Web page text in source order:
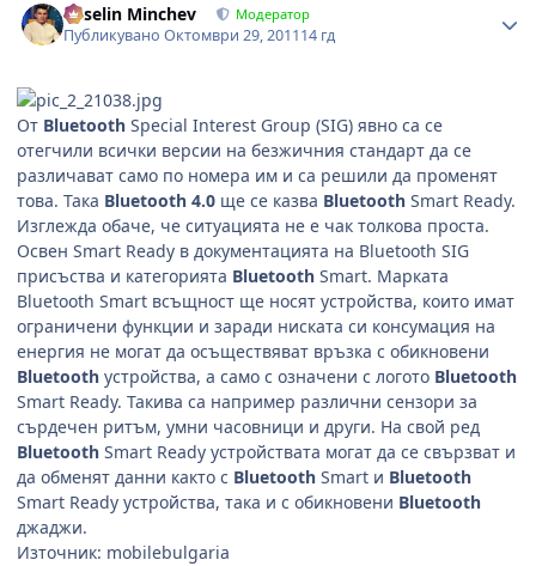
Veselin Minchev Модератор
ПубликуваноОктомври 29, 201114 гд
От Bluetooth Special Interest Group (SIG) явно са се
отегчили всички версии на безжичния стандарт да се
различават само по номера им и са решили да променят
това. Така Bluetooth 4.0 ще се казва Bluetooth Smart Ready.
Изглежда обаче, че ситуацията не е чак толкова проста.
Освен Smart Ready в документацията на Bluetooth SIG
присъства и категорията Bluetooth Smart. Марката
Bluetooth Smart всъщност ще носят устройства, които имат
ограничени функции и заради ниската си консумация на
енергия не могат да осъществяват връзка с обикновени
Bluetooth устройства, а само с означени с логото Bluetooth
Smart Ready. Такива са например различни сензори за
сърдечен ритъм, умни часовници и други. На свой ред
Bluetooth Smart Ready устройствата могат да се свързват и
да обменят данни както с Bluetooth Smart и Bluetooth
Smart Ready устройства, така и с обикновени Bluetooth
джаджи.
Източник: mobilebulgaria